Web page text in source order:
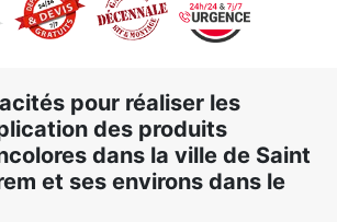
pour réaliser les
des produits
dans la ville de Saint
et ses environs dans le